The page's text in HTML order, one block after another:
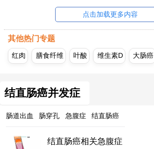
点击加载更多内容
其他热门专题
红肉 膳食纤维 叶酸 维生素D 大肠癌
结直肠癌并发症
肠道出血 肠穿孔 急腹症 结直肠癌
结直肠癌相关急腹症